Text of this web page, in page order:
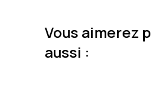
Vous aimerez
aussi :